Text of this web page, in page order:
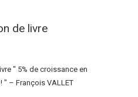
de livre
" 5% de croissance en
" – François VALLET